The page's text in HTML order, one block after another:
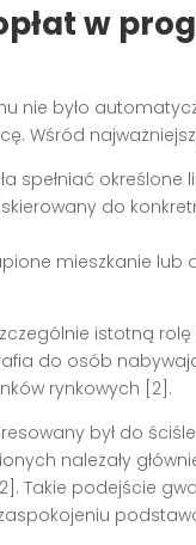
w
nie było
Wśród
spełniać
do
mieszkanie lub
istotną
do osób
rynkowych [2].
był do
należały
Takie podejście